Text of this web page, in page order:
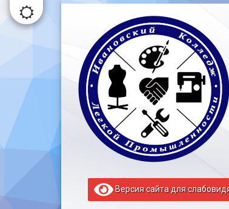
Перейти
содержимому
Версия сайта для